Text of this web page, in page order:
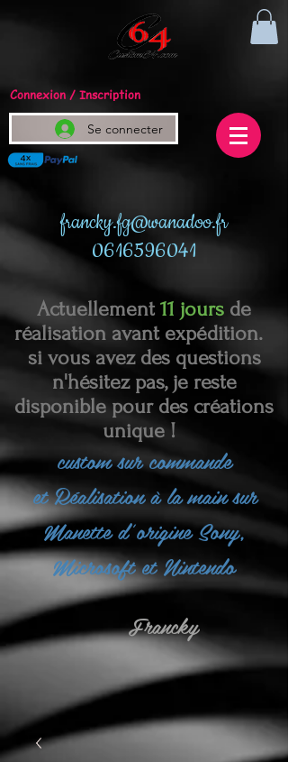
Connexion / Inscription
Se connecter
francky.fg@wanadoo.fr
0616596041
Actuellement 11 jours de
réalisation avant expédition.
si vous avez des questions
n'hésitez pas, je reste
disponible pour des créations
unique !
custom sur commande
etRéalisation à la main sur
Manette d'origine Sony,
Microsoft et Nintendo
Francky